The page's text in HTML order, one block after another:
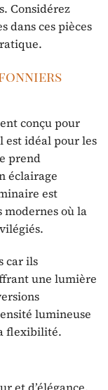
Considérez
dans ces pièces
conçu pour
est idéal pour les
prend
éclairage
est
où la
car ils
une lumière
lumineuse
flexibilité.